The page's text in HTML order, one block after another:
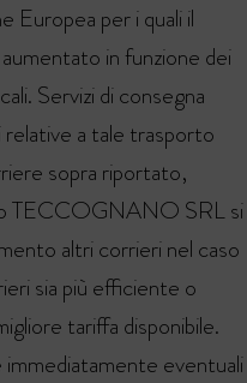
Europea per i quali il
in funzione dei
Servizi di consegna
a tale trasporto
sopra riportato,
TECCOGNANO SRL si
altri corrieri nel caso
sia più efficiente o
tariffa disponibile.
eventuali